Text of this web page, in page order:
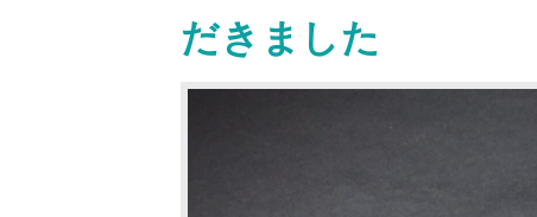
だきました